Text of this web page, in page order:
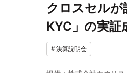
クロスセル
KYC」の実証
#決算説明会